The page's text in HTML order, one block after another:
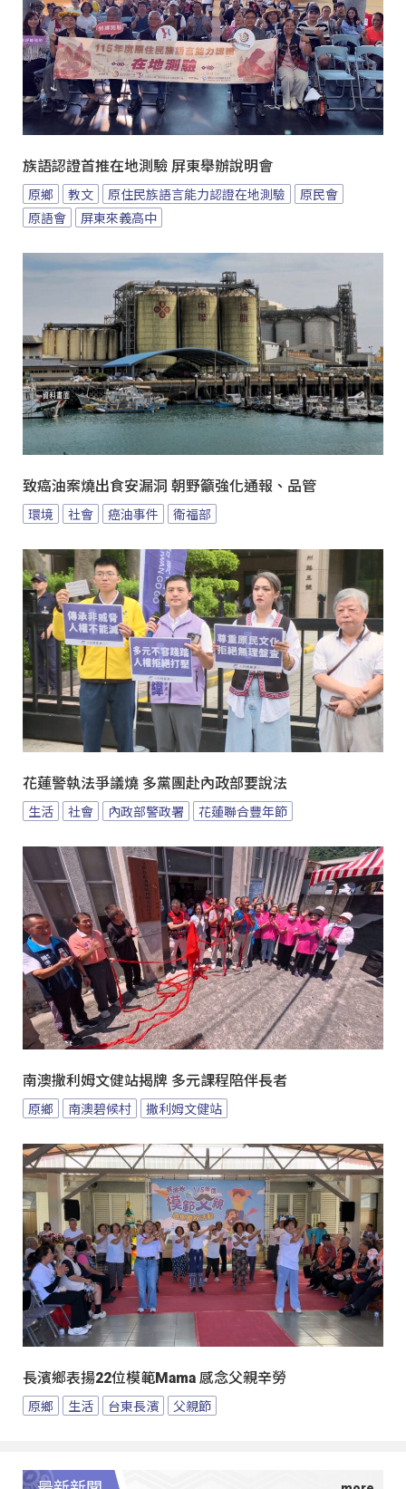
族語認證首推在地測驗 屏東舉辦說明會
原鄉 教文 原住民族語言能力認證在地測驗
原民會
原語會
屏東來義高中
致癌油案燒出食安漏洞 朝野籲強化通報、品管
環境 社會 癌油事件 衛福部
花蓮警執法爭議燒 多黨團赴內政部要說法
生活 社會 內政部警政署 花蓮聯合豐年節
南澳撒利姆文健站揭牌 多元課程陪伴長者
原鄉 南澳碧候村 撒利姆文健站
長濱鄉表揚22位模範Mama 感念父親辛勞
原鄉 生活 台東長濱 父親節